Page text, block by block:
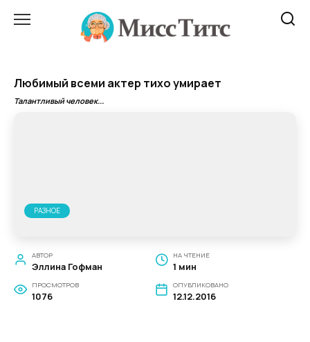
Любимый всеми актер тихо умирает
Талантливый человек...
РАЗНОЕ
АВТОР
Эллина Гофман
НА ЧТЕНИЕ
1 мин
ПРОСМОТРОВ
1076
ОПУБЛИКОВАНО
12.12.2016